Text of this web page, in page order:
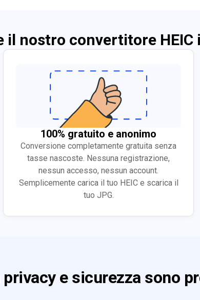
il nostro convertitore HEIC
100% gratuito e anonimo
Conversione completamente gratuita senza
tasse nascoste. Nessuna registrazione,
nessun accesso, nessun account.
Semplicemente carica il tuo HEIC e scarica il
tuo JPG.
privacy e sicurezza sono